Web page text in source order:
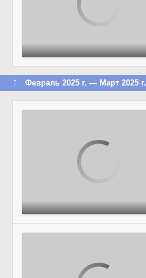
↑ Февраль 2025 г. — Март 2025 г.